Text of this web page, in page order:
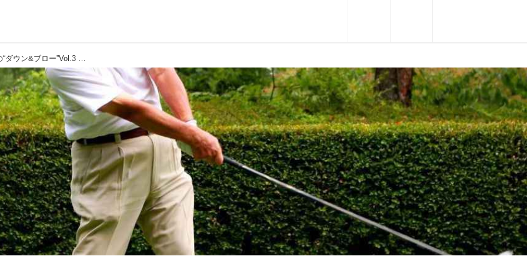
【通勤GD】ゴルフレジェンド陳清波の“ダウン&ブロー”Vol.3 「フェースを返す、返さないは同義だ」 ゴルフダイジェストWEB